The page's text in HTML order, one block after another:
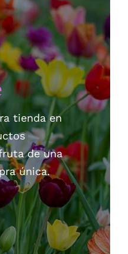
tienda en
de una
única.